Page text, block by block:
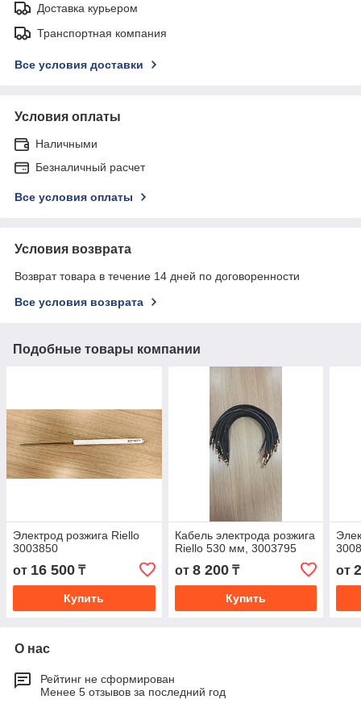
Доставка курьером
Транспортная компания
Все условия доставки
Условия оплаты
Наличными
Безналичный расчет
Все условия оплаты
Условия возврата
Возврат товара в течение 14 дней по договоренности
Все условия возврата
Подобные товары компании
Электрод розжига Riello
3003850
от 16 500 ₸
Купить
Кабель электрода розжига
Riello 530 мм, 3003795
от 8 200₸
Купить
от
О нас
Рейтинг не сформирован
Менее 5 отзывов за последний год